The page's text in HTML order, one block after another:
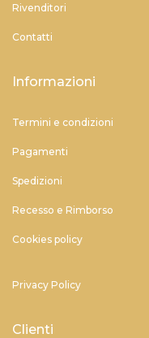
Rivenditori
Contatti
Informazioni
Termini e condizioni
Pagamenti
Spedizioni
Recesso e Rimborso
Cookies policy
Privacy Policy
Clienti